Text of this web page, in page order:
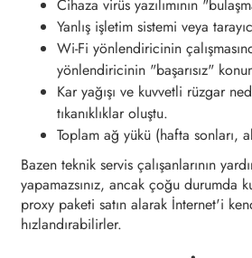
Cihaza virüs yazılımının
Yanlış işletim sistemi veya
Wi-Fi yönlendiricinin
yönlendiricinin "başarısız"
Kar yağışı ve kuvvetli rüzgar
tıkanıklıklar oluştu.
Toplam ağ yükü (hafta sonları,
Bazen teknik servis çalışanlarının
yapamazsınız, ancak çoğu durumda
proxy paketi satın alarak İnternet'i
hızlandırabilirler.